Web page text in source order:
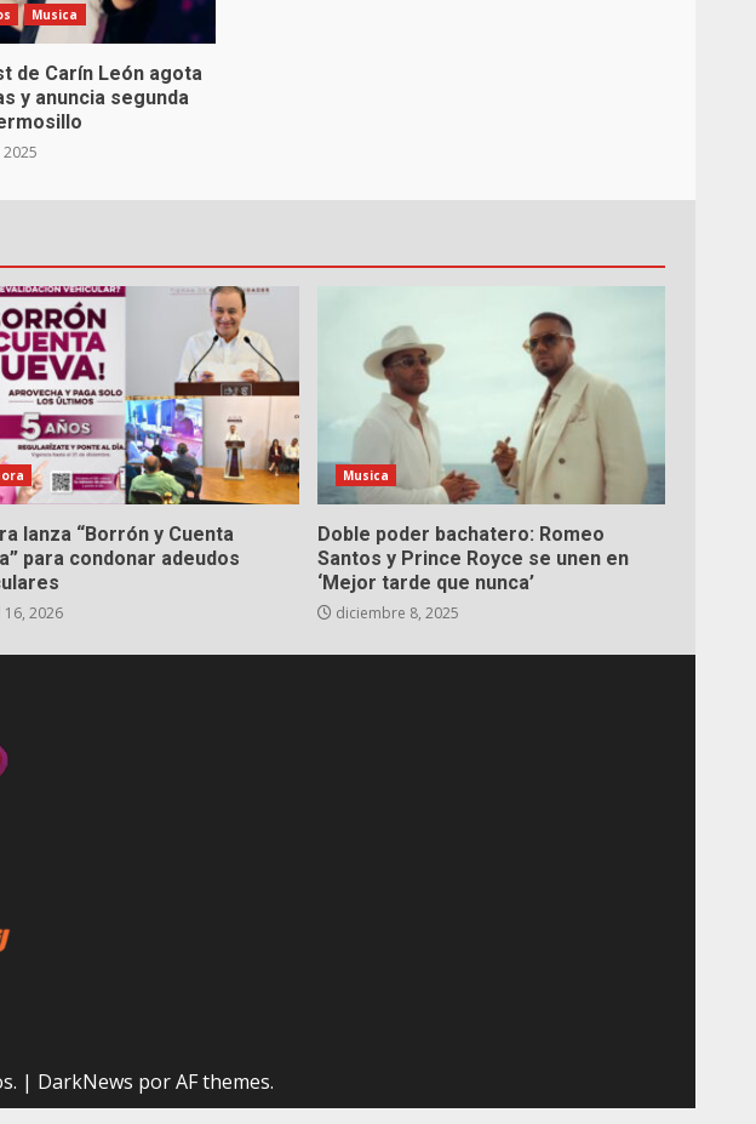
Musica
de Carín León agota
y anuncia segunda
lanza “Borrón y Cuenta
para condonar adeudos
2026
Musica
Doble poder bachatero: Romeo
Santos y Prince Royce se unen en
‘Mejor tarde que nunca’
diciembre 8, 2025
| DarkNews por AF themes.